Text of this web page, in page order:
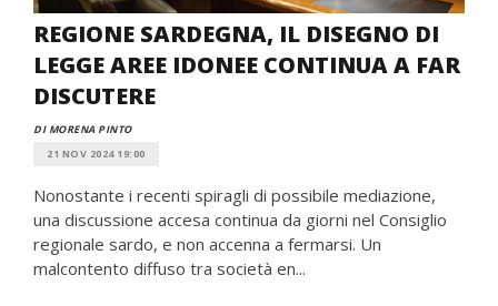
REGIONE SARDEGNA, IL DISEGNO DI
LEGGE AREE IDONEE CONTINUA A FAR
DISCUTERE
DI MORENA PINTO
21 NOV 2024 19:00
Nonostante i recenti spiragli di possibile mediazione,
una discussione accesa continua da giorni nel Consiglio
regionale sardo, e non accenna a fermarsi. Un
malcontento diffuso tra società en...